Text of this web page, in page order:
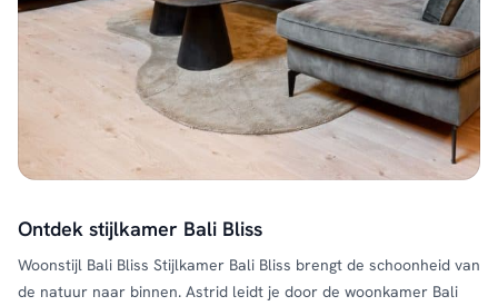
Ontdek stijlkamer Bali Bliss
Woonstijl Bali Bliss Stijlkamer Bali Bliss brengt de schoonheid van
de natuur naar binnen. Astrid leidt je door de woonkamer Bali